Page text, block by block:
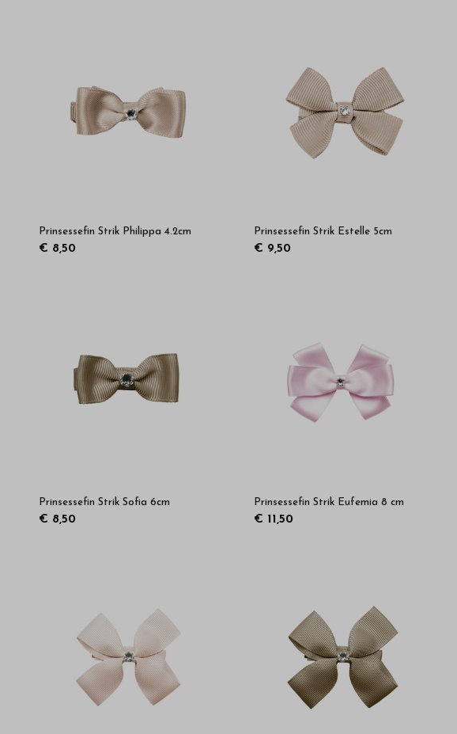
Prinsessefin Strik Philippa 4.2cm
€ 8,50
Prinsessefin Strik Estelle 5cm
€ 9,50
Prinsessefin Strik Sofia 6cm
€ 8,50
Prinsessefin Strik Eufemia 8 cm
€ 11,50